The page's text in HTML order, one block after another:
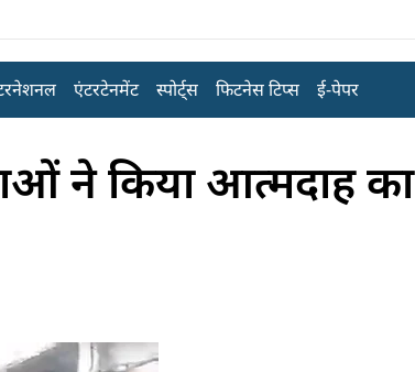
एंटरटेनमेंट स्पोर्ट्स फिटनेस टिप्स ई-पेपर
ने किया आत्मदाह का